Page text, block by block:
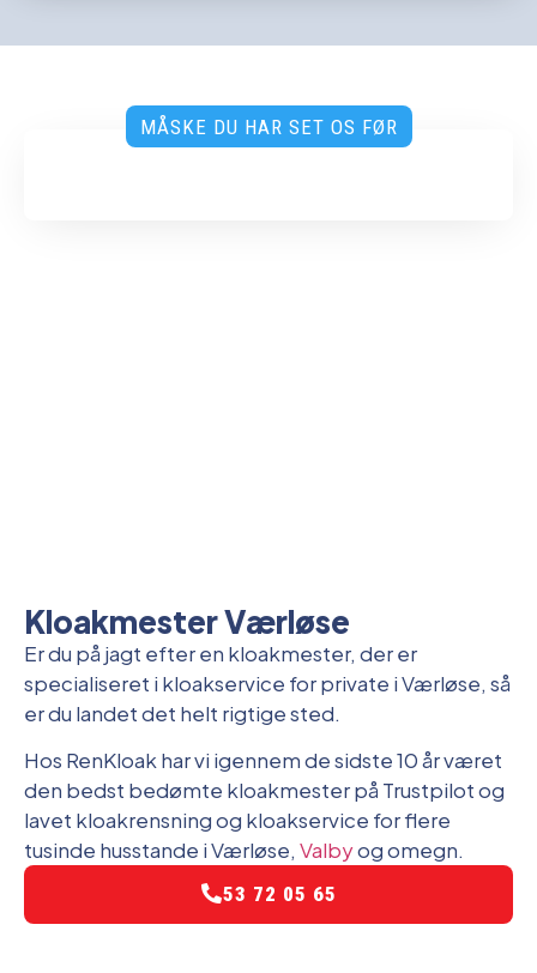
MÅSKE DU HAR SET OS FØR
Kloakmester Værløse
Er du på jagt efter en kloakmester, der er
specialiseret i kloakservice for private i Værløse, så
er du landet det helt rigtige sted.
Hos RenKloak har vi igennem de sidste 10 år været
den bedst bedømte kloakmester på Trustpilot og
lavet kloakrensning og kloakservice for flere
tusinde husstande i Værløse, Valbyog omegn.
53 72 05 65